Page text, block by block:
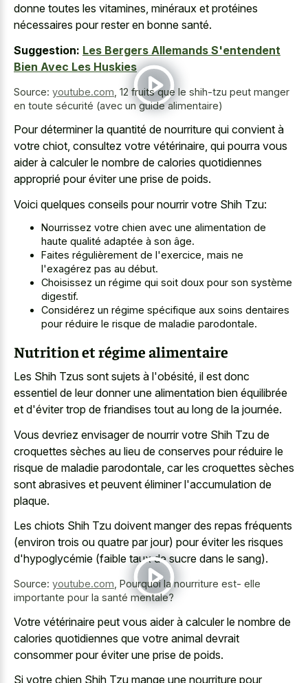
donne toutes les vitamines, minéraux et protéines
nécessaires pour rester en bonne santé.
Suggestion: Les Bergers Allemands S'entendent
Bien Avec Les Huskies
Source: youtube.com 12 fruits que le shih-tzu peut manger
en toute sécurité (avec un guide alimentaire)
Pour déterminer la quantité de nourriture qui convient à
votre chiot, consultez votre vétérinaire, qui pourra vous
aider à calculer le nombre de calories quotidiennes
approprié pour éviter une prise de poids.
Voici quelques conseils pour nourrir votre Shih Tzu:
Nourrissez votre chien avec une alimentation de
haute qualité adaptée à son âge.
Faites régulièrement de l'exercice, mais ne
l'exagérez pas au début.
Choisissez un régime qui soit doux pour son système
digestif.
Considérez un régime spécifique aux soins dentaires
pour réduire le risque de maladie parodontale.
Nutrition et régime alimentaire
Les Shih Tzus sont sujets à l'obésité, il est donc
essentiel de leur donner une alimentation bien équilibrée
et d'éviter trop de friandises tout au long de la journée.
Vous devriez envisager de nourrir votre Shih Tzu de
croquettes sèches au lieu de conserves pour réduire le
risque de maladie parodontale, car les croquettes sèches
sont abrasives et peuvent éliminer l'accumulation de
plaque.
Les chiots Shih Tzu doivent manger des repas fréquents
(environ trois ou quatre par jour) pour éviter les risques
d'hypoglycémie (faible taux de sucre dans le sang).
Source: youtube.com Pourquoi la nourriture est- elle
importante pour la santé mentale?
Votre vétérinaire peut vous aider à calculer le nombre de
calories quotidiennes que votre animal devrait
consommer pour éviter une prise de poids.
Si votre chien Shih Tzu mange une nourriture pour